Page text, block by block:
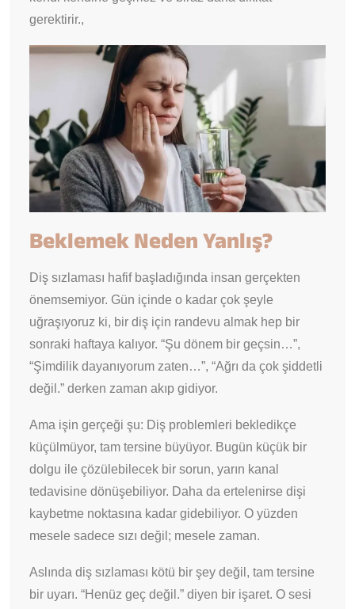
gerektirir.,
Beklemek Neden Yanlış?
Diş sızlaması hafif başladığında insan gerçekten
önemsemiyor. Gün içinde o kadar çok şeyle
uğraşıyoruz ki, bir diş için randevu almak hep bir
sonraki haftaya kalıyor. “Şu dönem bir geçsin…”,
“Şimdilik dayanıyorum zaten…”, “Ağrı da çok şiddetli
değil.” derken zaman akıp gidiyor.
Ama işin gerçeği şu: Diş problemleri bekledikçe
küçülmüyor, tam tersine büyüyor. Bugün küçük bir
dolgu ile çözülebilecek bir sorun, yarın kanal
tedavisine dönüşebiliyor. Daha da ertelenirse dişi
kaybetme noktasına kadar gidebiliyor. O yüzden
mesele sadece sızı değil; mesele zaman.
Aslında diş sızlaması kötü bir şey değil, tam tersine
bir uyarı. “Henüz geç değil.” diyen bir işaret. O sesi